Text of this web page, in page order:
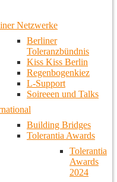
Netzwerke
Berliner
Toleranzbündnis
Kiss Kiss Berlin
Regenbogenkiez
L-Support
Soireeen und Talks
Building Bridges
Tolerantia Awards
Tolerantia
Awards
2024